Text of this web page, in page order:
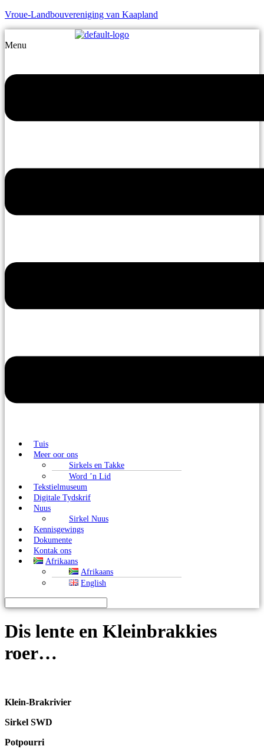
Vroue-Landbouvereniging van Kaapland
Menu
Tuis
Meer oor ons
Sirkels en Takke
Word ’n Lid
Tekstielmuseum
Digitale Tydskrif
Nuus
Sirkel Nuus
Kennisgewings
Dokumente
Kontak ons
Afrikaans
Afrikaans
English
Dis lente en Kleinbrakkies
roer…
Klein-Brakrivier
Sirkel SWD
Potpourri